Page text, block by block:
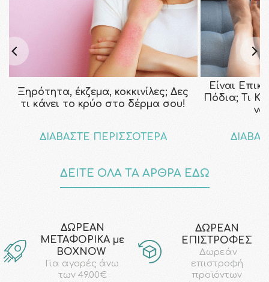
Ξηρότητα, έκζεμα, κοκκινίλες; Δες
τι κάνει το κρύο στο δέρμα σου!
ΔΙΑΒΑΣΤΕ ΠΕΡΙΣΣΟΤΕΡΑ
Είναι
Πόδια; Τι
να
ΔΕΙΤΕ ΟΛΑ ΤΑ ΑΡΘΡΑ ΕΔΩ
ΔΩΡΕΑΝ
ΜΕΤΑΦΟΡΙΚΑ με
ΒΟΧΝΟW
Για αγορές άνω
των 49.00€
ΔΩΡΕΑΝ
ΕΠΙΣΤΡΟΦΕΣ
Δωρεάν
επιστροφή
προϊόντων